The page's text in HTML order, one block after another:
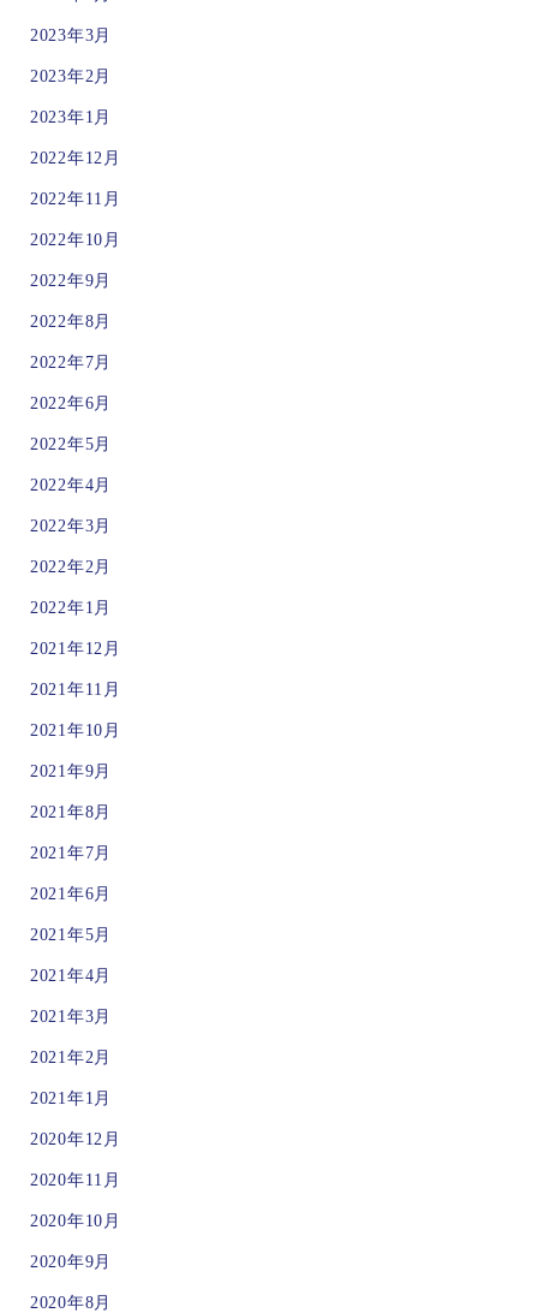
2023年3月
2023年2月
2023年1月
2022年12月
2022年11月
2022年10月
2022年9月
2022年8月
2022年7月
2022年6月
2022年5月
2022年4月
2022年3月
2022年2月
2022年1月
2021年12月
2021年11月
2021年10月
2021年9月
2021年8月
2021年7月
2021年6月
2021年5月
2021年4月
2021年3月
2021年2月
2021年1月
2020年12月
2020年11月
2020年10月
2020年9月
2020年8月